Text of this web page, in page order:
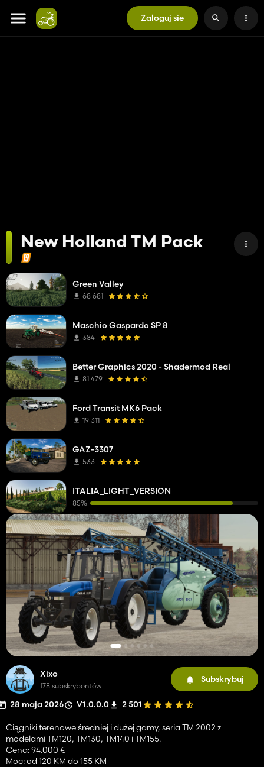
Zaloguj sie
New Holland TM Pack
Xixo
178 subskrybentów
Subskrybuj
28 maja 2026 V1.0.0.0 2 501
Ciągniki terenowe średniej i dużej gamy, seria TM 2002 z
modelami TM120, TM130, TM140 i TM155.
Cena: 94.000 €
Moc: od 120 KM do 155 KM
Green Valley
68 681
Maschio Gaspardo SP 8
384
Better Graphics 2020 - Shadermod Real
81 479
Ford Transit MK6 Pack
19 311
GAZ-3307
533
ITALIA_LIGHT_VERSION
85%